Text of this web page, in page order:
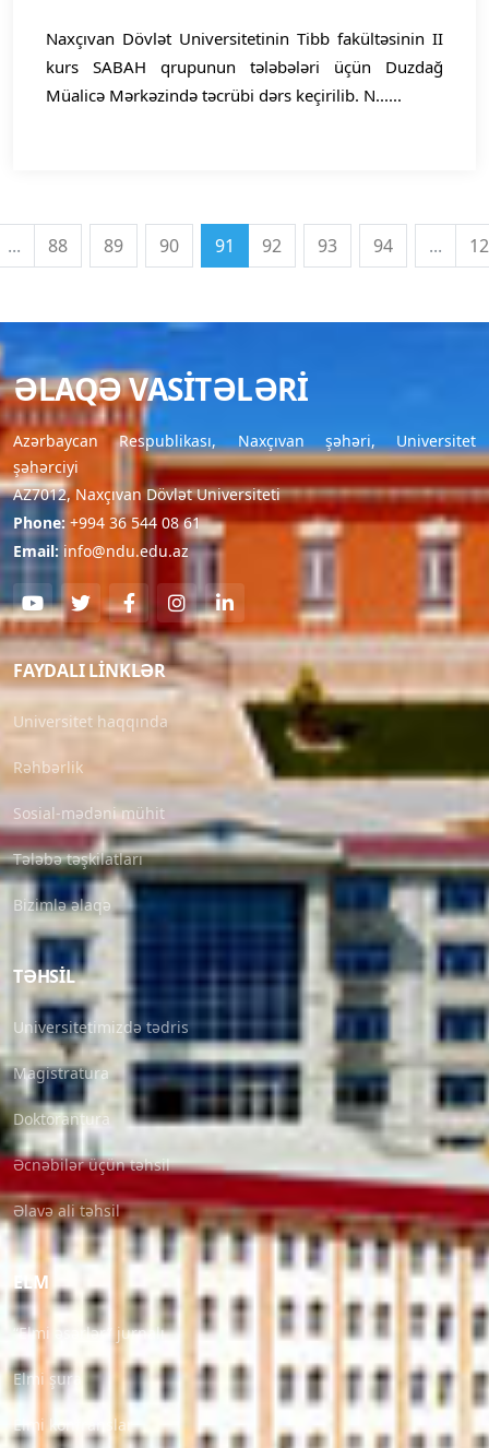
Naxçıvan Dövlət Universitetinin Tibb fakültəsinin II
kurs SABAH qrupunun tələbələri üçün Duzdağ
Müalicə Mərkəzində təcrübi dərs keçirilib. N......
... 88 89 90 91 92 93 94 ...
ƏLAQƏ VASITƏLƏRI
Azərbaycan Respublikası, Naxçıvan şəhəri, Universitet
şəhərciyi
AZ7012, Naxçıvan Dövlət Universiteti
Phone: +994 36 544 08 61
Email: info@ndu.edu.az
FAYDALI LINKLƏR
Universitet haqqında
Rəhbərlik
Sosial-mədəni mühit
Tələbə təşkilatları
Bizimlə əlaqə
TƏHSIL
Universitetimizdə tədris
Magistratura
Doktorantura
Əcnəbilər üçün təhsil
Əlavə ali təhsil
ELM
“Elmi əsərlər” jurnalı
Elmi şura
Elmi konfranslar